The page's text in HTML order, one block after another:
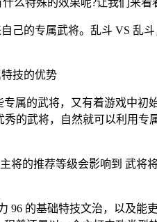
己的专属武将。乱斗 VS 乱
属的武将，又有着游戏中初
的武将，自然就可以利用专
的推荐等级会影响到 武将
96 的基础特技文治，以及能